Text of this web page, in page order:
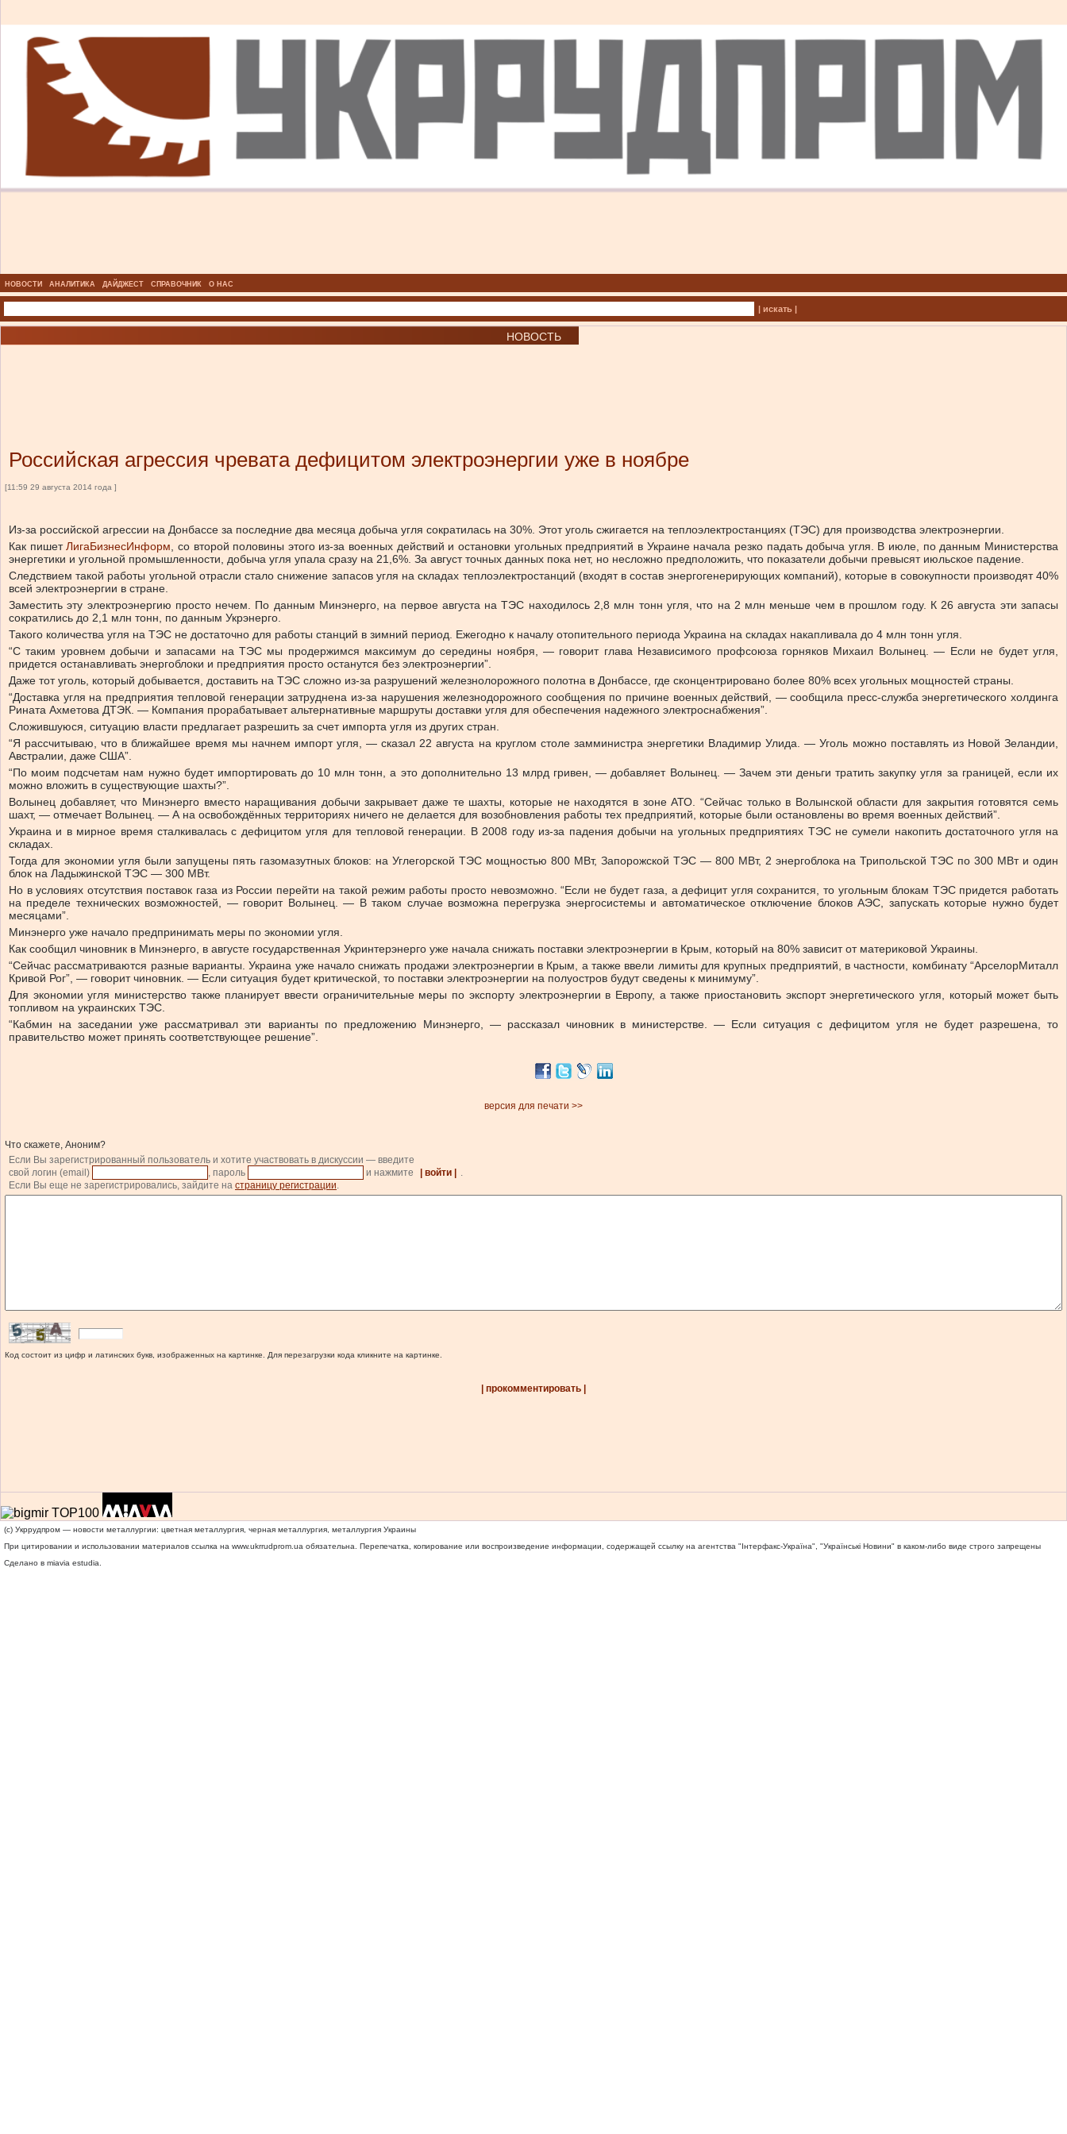
НОВОСТИ АНАЛИТИКА ДАЙДЖЕСТ СПРАВОЧНИК О НАС
| искать |
НОВОСТЬ
Российская агрессия чревата дефицитом электроэнергии уже в ноябре
[11:59 29 августа 2014 года ]
Из-за российской агрессии на Донбассе за последние два месяца добыча угля сократилась на 30%. Этот уголь сжигается на теплоэлектростанциях (ТЭС) для производства электроэнергии.
Как пишетЛигаБизнесИнформ , со второй половины этого из-за военных действий и остановки угольных предприятий в Украине начала резко падать добыча угля. В июле, по данным Министерства
энергетики и угольной промышленности, добыча угля упала сразу на 21,6%. За август точных данных пока нет, но несложно предположить, что показатели добычи превысят июльское падение.
Следствием такой работы угольной отрасли стало снижение запасов угля на складах теплоэлектростанций (входят в состав энергогенерирующих компаний), которые в совокупности производят 40%
всей электроэнергии в стране.
Заместить эту электроэнергию просто нечем. По данным Минэнерго, на первое августа на ТЭС находилось 2,8 млн тонн угля, что на 2 млн меньше чем в прошлом году. К 26 августа эти запасы
сократились до 2,1 млн тонн, по данным Укрэнерго.
Такого количества угля на ТЭС не достаточно для работы станций в зимний период. Ежегодно к началу отопительного периода Украина на складах накапливала до 4 млн тонн угля.
“С таким уровнем добычи и запасами на ТЭС мы продержимся максимум до середины ноября, — говорит глава Независимого профсоюза горняков Михаил Волынец. — Если не будет угля,
придется останавливать энергоблоки и предприятия просто останутся без электроэнергии”.
Даже тот уголь, который добывается, доставить на ТЭС сложно из-за разрушений железнолорожного полотна в Донбассе, где сконцентрировано более 80% всех угольных мощностей страны.
“Доставка угля на предприятия тепловой генерации затруднена из-за нарушения железнодорожного сообщения по причине военных действий, — сообщила пресс-служба энергетического холдинга
Рината Ахметова ДТЭК. — Компания прорабатывает альтернативные маршруты доставки угля для обеспечения надежного электроснабжения”.
Сложившуюся, ситуацию власти предлагает разрешить за счет импорта угля из других стран.
“Я рассчитываю, что в ближайшее время мы начнем импорт угля, — сказал 22 августа на круглом столе замминистра энергетики Владимир Улида. — Уголь можно поставлять из Новой Зеландии,
Австралии, даже США”.
“По моим подсчетам нам нужно будет импортировать до 10 млн тонн, а это дополнительно 13 млрд гривен, — добавляет Волынец. — Зачем эти деньги тратить закупку угля за границей, если их
можно вложить в существующие шахты?”.
Волынец добавляет, что Минэнерго вместо наращивания добычи закрывает даже те шахты, которые не находятся в зоне АТО. “Сейчас только в Волынской области для закрытия готовятся семь
шахт, — отмечает Волынец. — А на освобождённых территориях ничего не делается для возобновления работы тех предприятий, которые были остановлены во время военных действий”.
Украина и в мирное время сталкивалась с дефицитом угля для тепловой генерации. В 2008 году из-за падения добычи на угольных предприятиях ТЭС не сумели накопить достаточного угля на
складах.
Тогда для экономии угля были запущены пять газомазутных блоков: на Углегорской ТЭС мощностью 800 МВт, Запорожской ТЭС — 800 МВт, 2 энергоблока на Трипольской ТЭС по 300 МВт и один
блок на Ладыжинской ТЭС — 300 МВт.
Но в условиях отсутствия поставок газа из России перейти на такой режим работы просто невозможно. “Если не будет газа, а дефицит угля сохранится, то угольным блокам ТЭС придется работать
на пределе технических возможностей, — говорит Волынец. — В таком случае возможна перегрузка энергосистемы и автоматическое отключение блоков АЭС, запускать которые нужно будет
месяцами”.
Минэнерго уже начало предпринимать меры по экономии угля.
Как сообщил чиновник в Минэнерго, в августе государственная Укринтерэнерго уже начала снижать поставки электроэнергии в Крым, который на 80% зависит от материковой Украины.
“Сейчас рассматриваются разные варианты. Украина уже начало снижать продажи электроэнергии в Крым, а также ввели лимиты для крупных предприятий, в частности, комбинату “АрселорМиталл
Кривой Рог”, — говорит чиновник. — Если ситуация будет критической, то поставки электроэнергии на полуостров будут сведены к минимуму”.
Для экономии угля министерство также планирует ввести ограничительные меры по экспорту электроэнергии в Европу, а также приостановить экспорт энергетического угля, который может быть
топливом на украинских ТЭС.
“Кабмин на заседании уже рассматривал эти варианты по предложению Минэнерго, — рассказал чиновник в министерстве. — Если ситуация с дефицитом угля не будет разрешена, то
правительство может принять соответствующее решение”.
версия для печати >>
Что скажете, Аноним?
Если Вы зарегистрированный пользователь и хотите участвовать в дискуссии — введите
свой логин (email)
, пароль и нажмите | войти |
.
Если Вы еще не зарегистрировались, зайдите на страницу регистрации.
Код состоит из цифр и латинских букв, изображенных на картинке. Для перезагрузки кода кликните на картинке.
| прокомментировать |
(c) Укррудпром — новости металлургии: цветная металлургия, черная металлургия, металлургия Украины
При цитировании и использовании материалов ссылка на www.ukrrudprom.ua обязательна. Перепечатка, копирование или воспроизведение информации, содержащей ссылку на агентства "Iнтерфакс-Україна", "Українськi Новини" в каком-либо виде строго запрещены
Сделано в miavia estudia.